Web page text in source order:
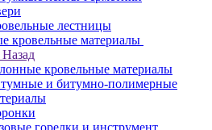
лестницы
кровельные материалы
Назад
кровельные материалы
и битумно-полимерные
горелки и инструмент